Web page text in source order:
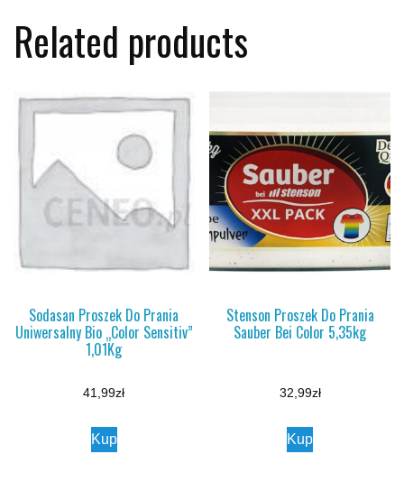
Related products
Sodasan Proszek Do Prania
Uniwersalny Bio „Color Sensitiv”
1,01Kg
41,99zł
Kup
Stenson Proszek Do Prania
Sauber Bei Color 5,35kg
32,99zł
Kup